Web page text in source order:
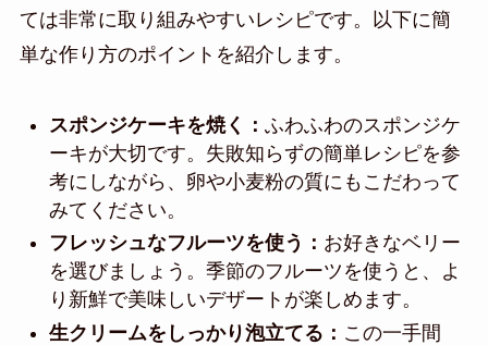
ては非常に取り組みやすいレシピです。以下に簡
単な作り方のポイントを紹介します。
スポンジケーキを焼く： ふわふわのスポンジケ
ーキが大切です。失敗知らずの簡単レシピを参
考にしながら、卵や小麦粉の質にもこだわって
みてください。
フレッシュなフルーツを使う： お好きなベリー
を選びましょう。季節のフルーツを使うと、よ
り新鮮で美味しいデザートが楽しめます。
生クリームをしっかり泡立てる： この一手間